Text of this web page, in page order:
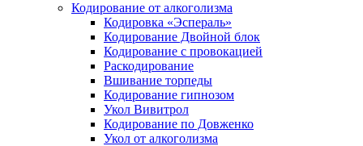
Кодирование от алкоголизма
Кодировка «Эспераль»
Кодирование Двойной блок
Кодирование с провокацией
Раскодирование
Вшивание торпеды
Кодирование гипнозом
Укол Вивитрол
Кодирование по Довженко
Укол от алкоголизма